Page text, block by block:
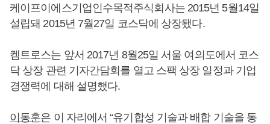
케이프이에스기업인수목적주식회사는 2015년 5월14일
설립돼 2015년 7월27일 코스닥에 상장됐다.
켐트로스는 앞서 2017년 8월25일 서울 여의도에서 코스
닥 상장 관련 기자간담회를 열고 스팩 상장 일정과 기업
경쟁력에 대해 설명했다.
이동훈은 이 자리에서 “유기합성 기술과 배합 기술을 동